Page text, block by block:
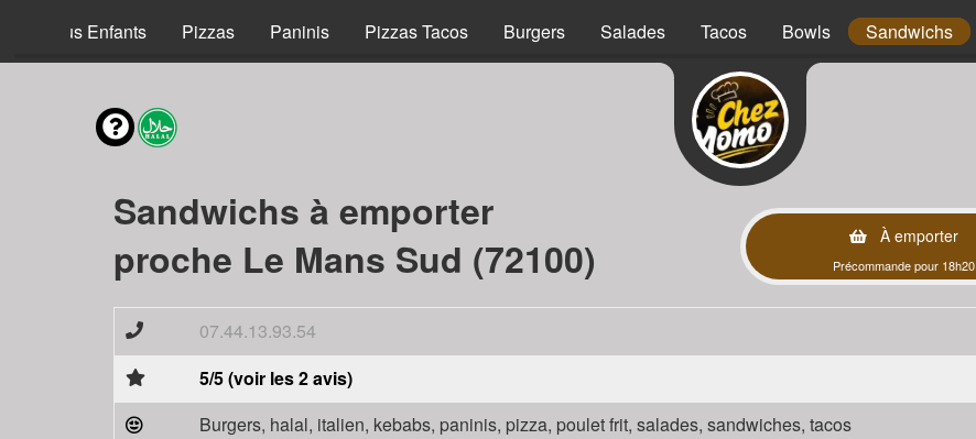
Menus Enfants Pizzas Paninis Pizzas Tacos Burgers Salades Tacos Bowls Sandwichs
Sandwichs à emporter
proche Le Mans Sud (72100)
À emporter
Précommande pour 18h20
07.44.13.93.54
5/5 (voir les 2 avis)
Burgers, halal, italien, kebabs, paninis, pizza, poulet frit, salades, sandwiches, tacos